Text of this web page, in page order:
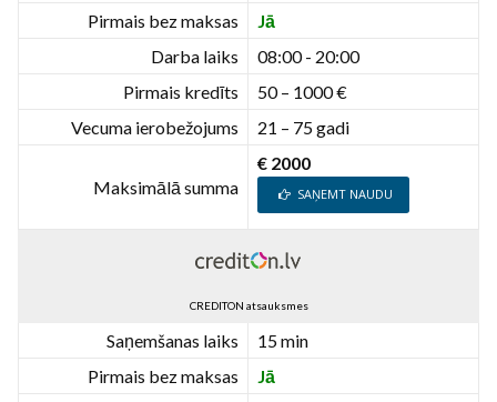
Pirmais bez maksas
Jā
Darba laiks
08:00 - 20:00
Pirmais kredīts
50 – 1000 €
Vecuma ierobežojums
21 – 75 gadi
Maksimālā summa
€ 2000
SAŅEMT NAUDU
CREDITON atsauksmes
Saņemšanas laiks
15 min
Pirmais bez maksas
Jā